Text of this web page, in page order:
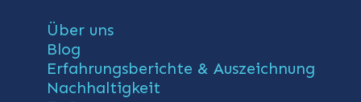
Über uns
Blog
Erfahrungsberichte & Auszeichnung
Nachhaltigkeit